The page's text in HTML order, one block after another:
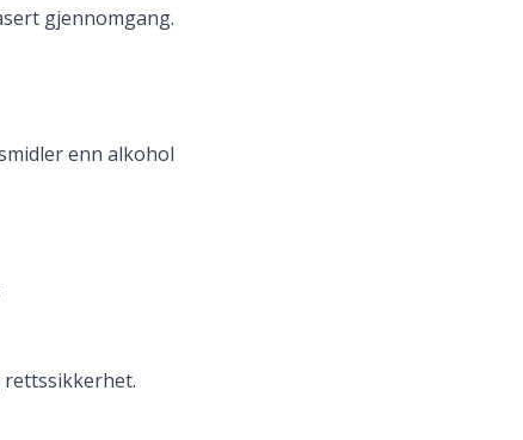
gjennomgang.
enn alkohol